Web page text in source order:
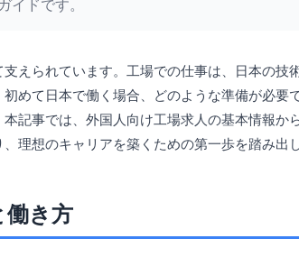
イドです。
えられています。工場での仕事は、日本の技
めて日本で働く場合、どのような準備が必要
記事では、外国人向け工場求人の基本情報か
理想のキャリアを築くための第一歩を踏み出
働き方